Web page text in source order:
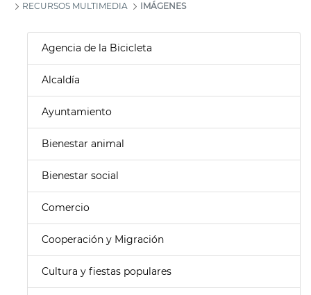
RECURSOS MULTIMEDIA
IMÁGENES
Agencia de la Bicicleta
Alcaldía
Ayuntamiento
Bienestar animal
Bienestar social
Comercio
Cooperación y Migración
Cultura y fiestas populares